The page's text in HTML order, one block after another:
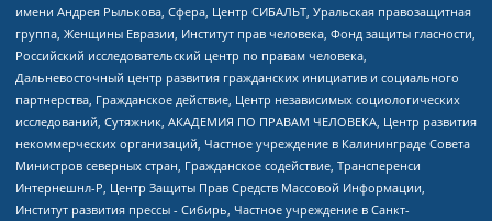
имени Андрея Рылькова, Сфера, Центр СИБАЛЬТ, Уральская правозащитная
группа, Женщины Евразии, Институт прав человека, Фонд защиты гласности,
Российский исследовательский центр по правам человека,
Дальневосточный центр развития гражданских инициатив и социального
партнерства, Гражданское действие, Центр независимых социологических
исследований, Сутяжник, АКАДЕМИЯ ПО ПРАВАМ ЧЕЛОВЕКА, Центр развития
некоммерческих организаций, Частное учреждение в Калининграде Совета
Министров северных стран, Гражданское содействие, Трансперенси
Интернешнл-Р, Центр Защиты Прав Средств Массовой Информации,
Институт развития прессы - Сибирь, Частное учреждение в Санкт-